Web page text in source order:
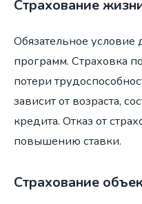
Страхование
Обязательное
программ. Страховка
потери
зависит от возраста,
кредита. Отказ от
повышению ставки.
Страхование